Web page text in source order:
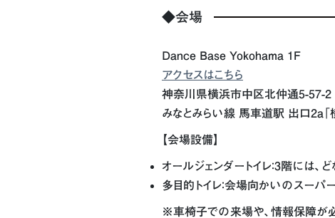
◆会場
Dance Base Yokohama 1F
アクセスはこちら
神奈川県横浜市中区北仲通5-57-
みなとみらい線 馬車道駅 出口2a「
【会場設備】
オールジェンダートイレ：3階には、
多目的トイレ：会場向かいのスーパ
※車椅子での来場や、情報保障が